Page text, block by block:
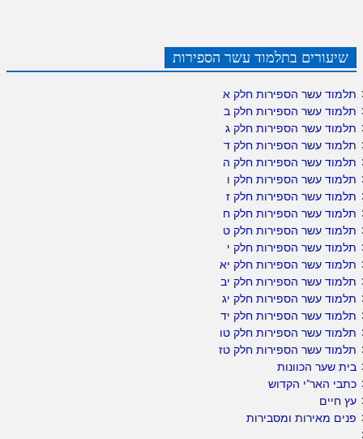
שיעורים בתלמוד עשר הספירות
תלמוד עשר הספירות חלק א
תלמוד עשר הספירות חלק ב
תלמוד עשר הספירות חלק ג
תלמוד עשר הספירות חלק ד
תלמוד עשר הספירות חלק ה
תלמוד עשר הספירות חלק ו
תלמוד עשר הספירות חלק ז
תלמוד עשר הספירות חלק ח
תלמוד עשר הספירות חלק ט
תלמוד עשר הספירות חלק י
תלמוד עשר הספירות חלק יא
תלמוד עשר הספירות חלק יב
תלמוד עשר הספירות חלק יג
תלמוד עשר הספירות חלק יד
תלמוד עשר הספירות חלק טו
תלמוד עשר הספירות חלק טז
בית שער הכוונות
כתבי האר"י הקדוש
עץ חיים
פנים מאירות ומסבירות